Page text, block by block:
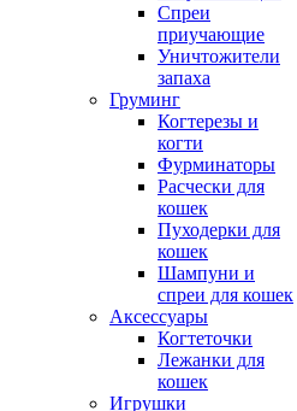
Спреи
приучающие
Уничтожители
запаха
Груминг
Когтерезы и
когти
Фурминаторы
Расчески для
кошек
Пуходерки для
кошек
Шампуни и
спреи для кошек
Аксессуары
Когтеточки
Лежанки для
кошек
Игрушки